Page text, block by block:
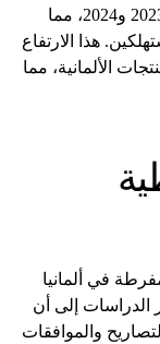
ارتفعت أسعار الطاقة بنسبة كبيرة في عام 2023 و2024، مما
هذا الارتفاع
الألمانية، مما
في ألمانيا
الدراسات إلى أن
والموافقات